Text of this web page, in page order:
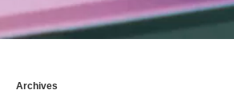
Archives